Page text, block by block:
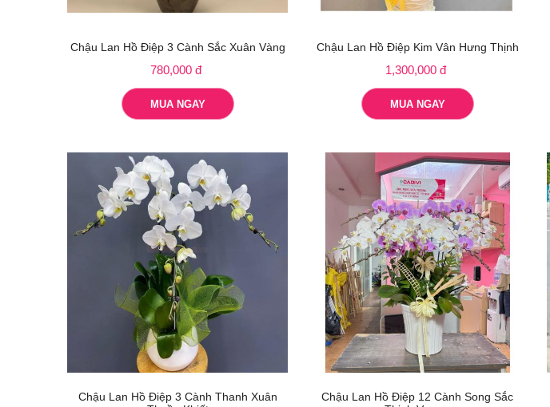
Chậu Lan Hồ Điệp 3 Cành Sắc Xuân Vàng
780,000 đ
MUA NGAY
Chậu Lan Hồ Điệp Kim Vân Hưng Thịnh
1,300,000 đ
MUA NGAY
Chậu Lan Hồ Điệp 3 Cành Thanh Xuân
Chậu Lan Hồ Điệp 12 Cành Song Sắc